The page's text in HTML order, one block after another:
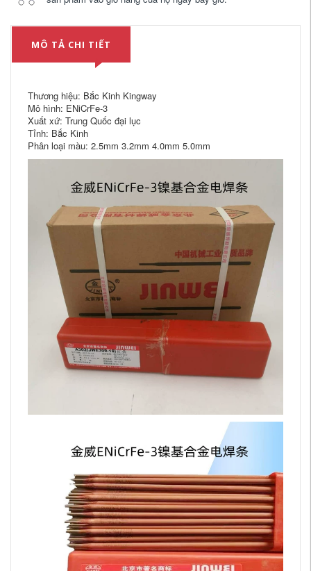
MÔ TẢ CHI TIẾT
Thương hiệu: Bắc Kinh Kingway
Mô hình: ENiCrFe-3
Xuất xứ: Trung Quốc đại lục
Tỉnh: Bắc Kinh
Phân loại màu: 2.5mm 3.2mm 4.0mm 5.0mm